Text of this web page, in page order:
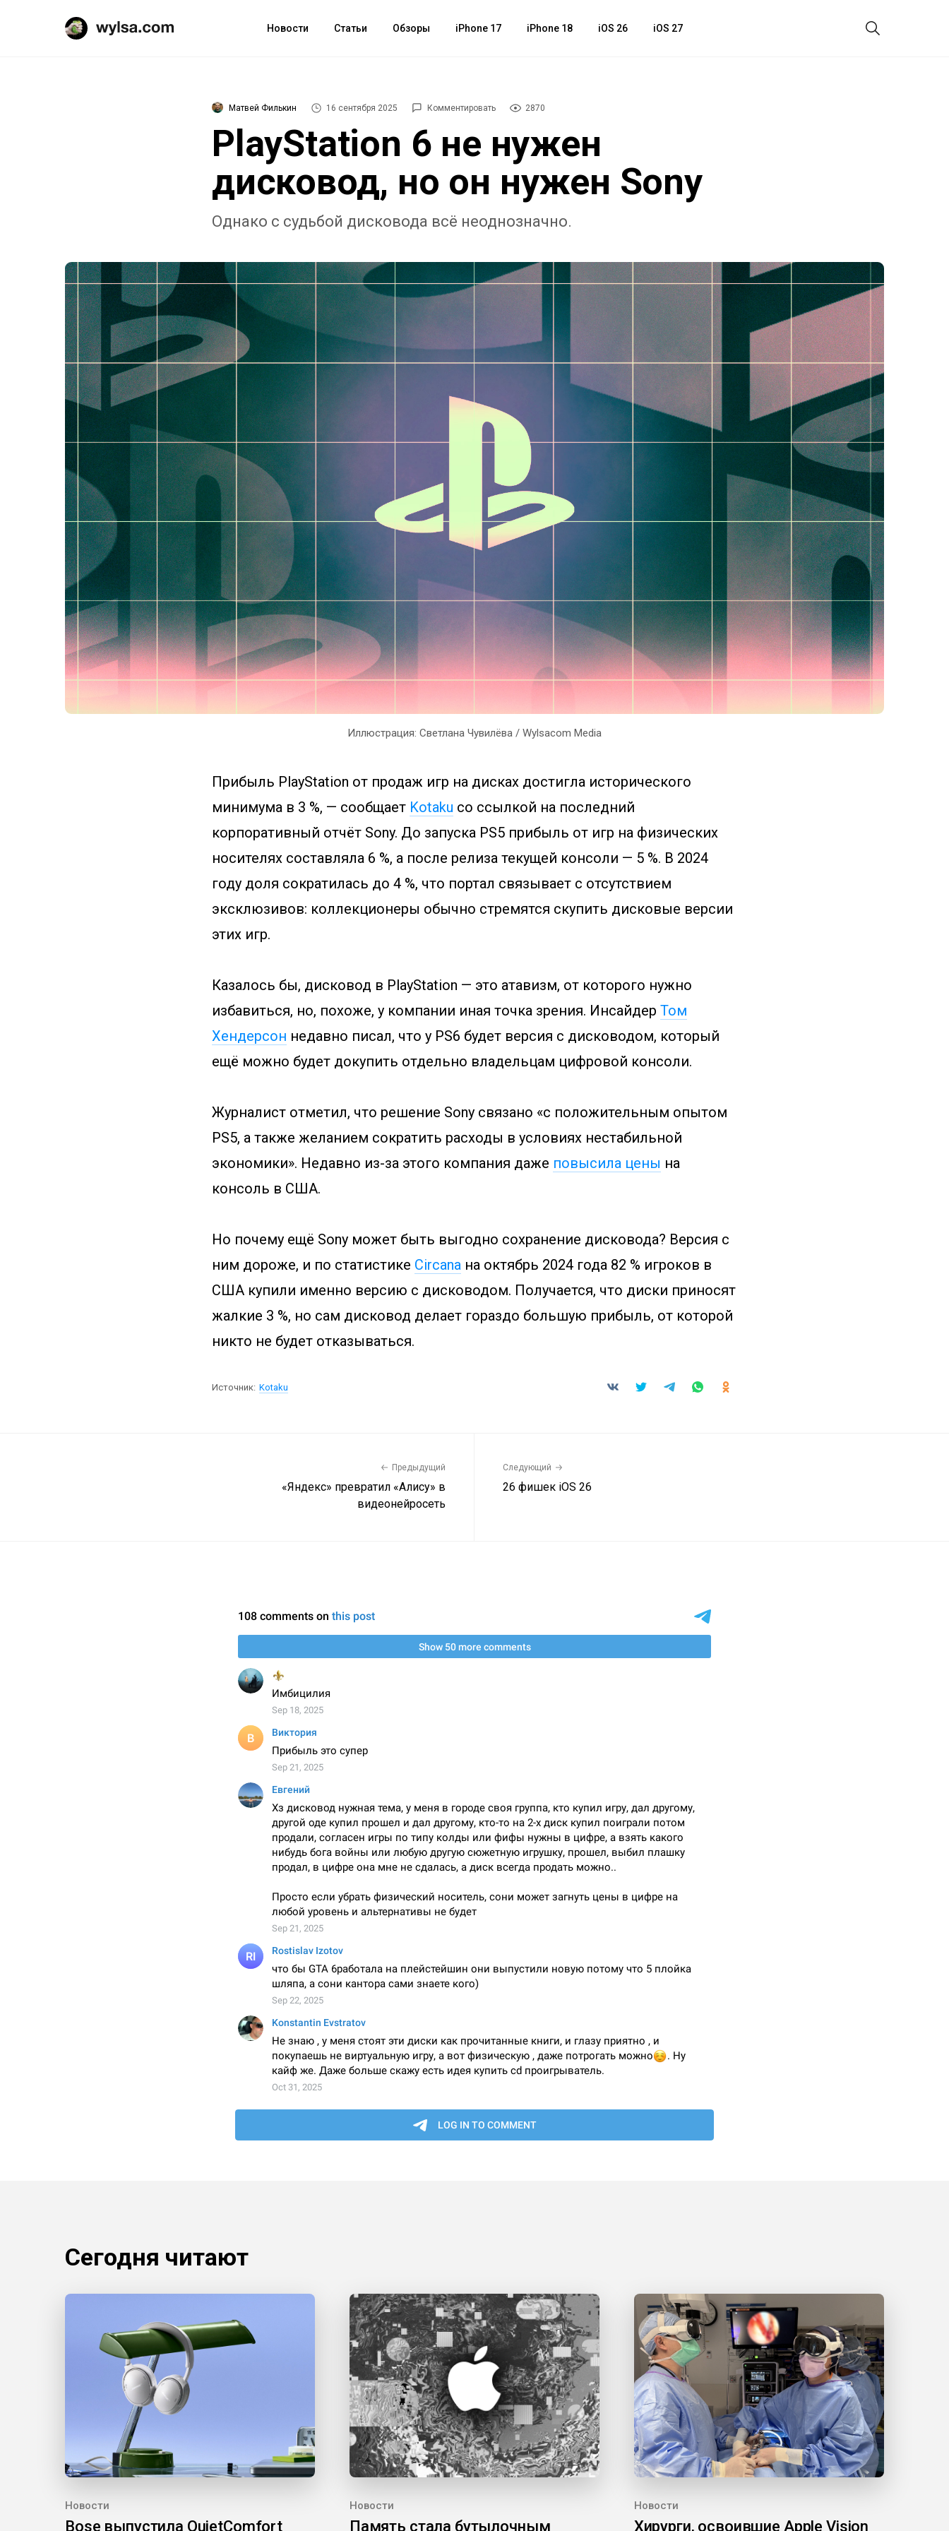
Новости Статьи Обзоры iPhone 17 iPhone 18 iOS 26 iOS 27
Матвей Филькин 16 сентября 2025 Комментировать 2870
PlayStation 6 не нужен
дисковод, но он нужен Sony
Однако с судьбой дисковода всё неоднозначно.
Иллюстрация: Светлана Чувилёва / Wylsacom Media
Прибыль PlayStation от продаж игр на дисках достигла исторического
минимума в 3 %, — сообщает Kotaku со ссылкой на последний
корпоративный отчёт Sony. До запуска PS5 прибыль от игр на физических
носителях составляла 6 %, а после релиза текущей консоли — 5 %. В 2024
году доля сократилась до 4 %, что портал связывает с отсутствием
эксклюзивов: коллекционеры обычно стремятся скупить дисковые версии
этих игр.
Казалось бы, дисковод в PlayStation — это атавизм, от которого нужно
избавиться, но, похоже, у компании иная точка зрения. Инсайдер Том
Хендерсон недавно писал, что у PS6 будет версия с дисководом, который
ещё можно будет докупить отдельно владельцам цифровой консоли.
Журналист отметил, что решение Sony связано «с положительным опытом
PS5, а также желанием сократить расходы в условиях нестабильной
экономики». Недавно из-за этого компания даже повысила цены на
консоль в США.
Но почему ещё Sony может быть выгодно сохранение дисковода? Версия с
ним дороже, и по статистике Circana на октябрь 2024 года 82 % игроков в
США купили именно версию с дисководом. Получается, что диски приносят
жалкие 3 %, но сам дисковод делает гораздо большую прибыль, от которой
никто не будет отказываться.
Источник: Kotaku
Предыдущий
«Яндекс» превратил «Алису» в
видеонейросеть
Следующий
26 фишек iOS 26
Сегодня читают
Новости
Bose выпустила QuietComfort
Новости
Память стала бутылочным
Новости
Хирурги, освоившие Apple Vision